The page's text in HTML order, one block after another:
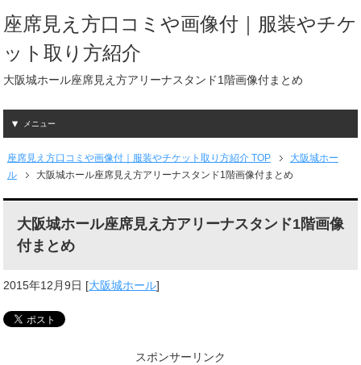
座席見え方口コミや画像付｜服装やチケ
ット取り方紹介
大阪城ホール座席見え方アリーナスタンド1階画像付まとめ
メニュー
座席見え方口コミや画像付｜服装やチケット取り方紹介 TOP
大阪城ホー
ル
大阪城ホール座席見え方アリーナスタンド1階画像付まとめ
大阪城ホール座席見え方アリーナスタンド1階画像
付まとめ
2015年12月9日 [大阪城ホール]
スポンサーリンク